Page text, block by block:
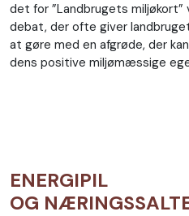
det for ”Landbrugets miljøkort”
debat, der ofte giver
at gøre med en afgrøde, der
dens positive miljømæssige
ENERGIPIL
OG